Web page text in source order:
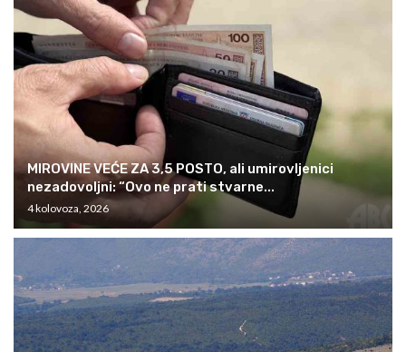
MIROVINE VEĆE ZA 3,5 POSTO, ali umirovljenici
nezadovoljni: “Ovo ne prati stvarne...
4 kolovoza, 2026